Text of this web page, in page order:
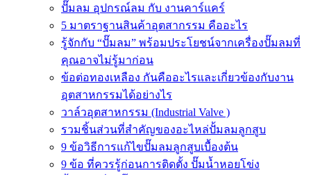
ปั๊มลม อุปกรณ์ลม กับ งานคาร์แคร์
5 มาตราฐานสินค้าอุตสากรรม คืออะไร
รู้จักกับ “ปั๊มลม” พร้อมประโยชน์จากเครื่องปั๊มลมที่
คุณอาจไม่รู้มาก่อน
ข้อต่อทองเหลือง กันคืออะไรและเกี่ยวข้องกับงาน
อุตสาหกรรมได้อย่างไร
วาล์วอุตสาหกรรม (Industrial Valve )
รวมชิ้นส่วนที่สำคัญของอะไหล่ปั้มลมลูกสูบ
9 ข้อวิธีการแก้ไขปั๊มลมลูกสูบเบื้องต้น
9 ข้อ ที่ควรรู้ก่อนการติดตั้ง ปั๊มน้ำหอยโข่ง